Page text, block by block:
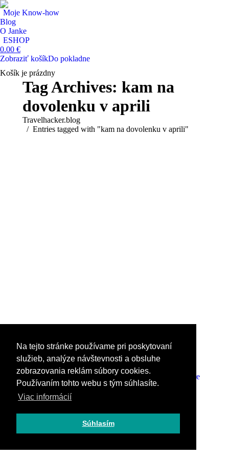
Na tejto stránke používame pri poskytovaní
služieb, analýze návštevnosti a obsluhe
zobrazovania reklám súbory cookies.
Používaním tohto webu s tým súhlasíte.
Viac informácií
Súhlasím
Moje Know-how
Blog
O Janke
ESHOP
0.00 €
Zobraziť košíkDo pokladne
Košík je prázdny
Tag Archives: kam na
dovolenku v aprili
You are here:
Travelhacker.blog
Entries tagged with "kam na dovolenku v aprili"
© 2025
Travelhacker.blog |
Vytvorené v spolupráci
Právne informácie
Spolupráce
Prednášky a workshopy pre
firmy